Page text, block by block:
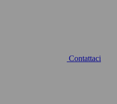
Contattaci